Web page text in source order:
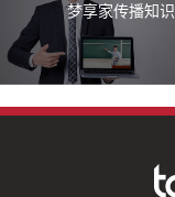
梦享家传播知识